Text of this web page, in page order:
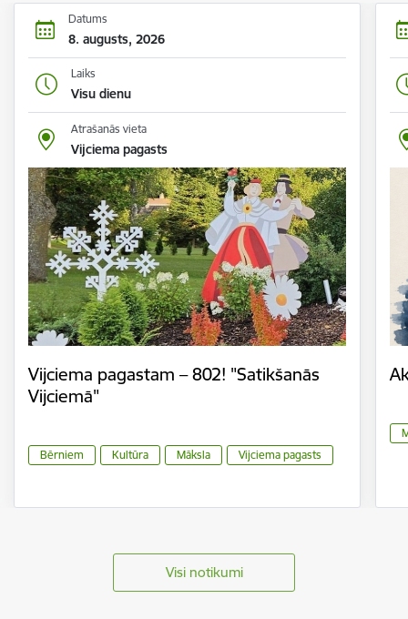
Datums
8. augusts, 2026
Laiks
Visu dienu
Atrašanās vieta
Vijciema pagasts
Vijciema pagastam – 802! "Satikšanās
Vijciemā"
Bērniem Kultūra Māksla Vijciema pagasts
Visi notikumi